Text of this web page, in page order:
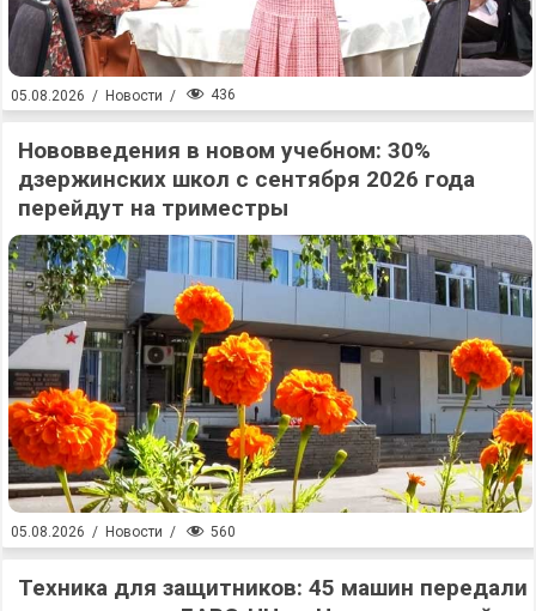
05.08.2026 / Новости / 436
Нововведения в новом учебном: 30%
дзержинских школ с сентября 2026 года
перейдут на триместры
05.08.2026 / Новости / 560
Техника для защитников: 45 машин передали